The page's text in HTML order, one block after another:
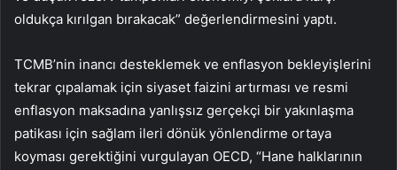
oldukça kırılgan bırakacak” değerlendirmesini yaptı.
TCMB’nin inancı desteklemek ve enflasyon bekleyişlerini
tekrar çıpalamak için siyaset faizini artırması ve resmi
enflasyon maksadına yanlışsız gerçekçi bir yakınlaşma
patikası için sağlam ileri dönük yönlendirme ortaya
koyması gerektiğini vurgulayan OECD, “Hane halklarının